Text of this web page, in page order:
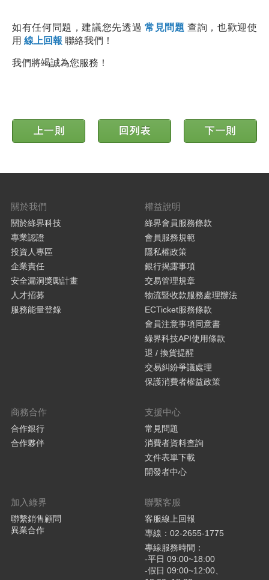
如有任何問題，建議您先透過 常見問題 查詢，也歡迎使
用 線上回報 聯絡我們！
我們將竭誠為您服務！
上一則 回列表 下一則
關於我們
關於綠界科技
專業認證
投資人專區
企業責任
安全漏洞獎勵計畫
人才招募
服務能量登錄
權益說明
綠界會員服務條款
會員服務規範
隱私權政策
銀行揭露事項
交易管理規章
物流暨收款服務處理辦法
ECTicket服務條款
會員注意事項同意書
綠界科技API使用條款
退 / 換貨提醒
交易糾紛爭議處理
保護消費者權益政策
商務合作
合作銀行
合作夥伴
支援中心
常見問題
消費者資料查詢
文件表單下載
開發者中心
加入綠界
聯繫銷售顧問
異業合作
聯繫客服
客服線上回報
專線：02-2655-1775
專線服務時間：
-平日 09:00~18:00
-假日 09:00~12:00、